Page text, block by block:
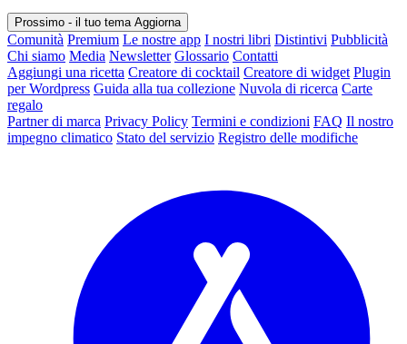
Prossimo - il tuo tema Aggiorna
Comunità Premium Le nostre app I nostri libri Distintivi Pubblicità
Chi siamo Media Newsletter Glossario Contatti
Aggiungi una ricetta Creatore di cocktail Creatore di widget Plugin
per Wordpress Guida alla tua collezione Nuvola di ricerca Carte
regalo
Partner di marca Privacy Policy Termini e condizioni FAQ Il nostro
impegno climatico Stato del servizio Registro delle modifiche